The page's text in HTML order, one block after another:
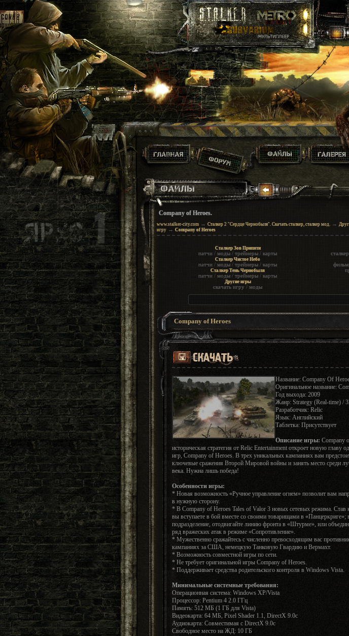
Company of Heroes.
www.stalker-city.com→ Сталкер 2 "Сердце Чернобыля". Скачать сталкер, сталкер мод. →
игру→ Company of Heroes
Сталкер Зов Припяти
патчи / моды / трейнеры / карты
Сталкер Чистое Небо
патчи / моды / трейнеры / карты
Сталкер Тень Чернобыля
патчи / моды / трейнеры / карты
Другие игры
скачать игру / моды
Company of Heroes
Название: Company Of
Оригинальное название:
Год выхода: 2009
Жанр: Strategy (Real-time) /
Разработчик: Relic
Язык: Английский
Таблетка: Присутствует
Описание игры: Company
историческая стратегия от Relic Entertainment откроет новую главу
игр, Соmpany of Heroes. В трех уникальных кампаниях вам
ключевые сражения Второй Мировой войны и занять место среди
века. Нужна лишь победа!
Особенности игры:
* Новая возможность «Ручное управление огнем» позволит вам
в нужную сторону.
* В Company of Heroes Tales of Valor 3 новых сетевых режима. Став
вы вступаете в бой вместе со своими товарищами в «Панцеркриге»;
подразделение, отодвигайте линию фронта в «Штурме», или
ряд вражеских атак в режиме «Сопротивление».
* Мужественно сражайтесь с численно превосходящим вас
кампаниях за США, немецкую Танковую Гвардию и Вермахт.
* Возможность совместной игры по сети.
* Не требует оригинальной игры Company of Heroes.
* Поддерживает средства родительского контроля в Windows Vista.
Минимальные системные требования:
Операционная система: Windows XP/Vista
Процессор: Pentium 4 2.0 ГГц
Память: 512 МБ (1 ГБ для Vista)
Видеокарта: 64 МБ, Pixel Shader 1.1, DirectX 9.0c
Аудиокарта: Совместимая с DirectX 9.0c
Свободное место на ЖД: 10 ГБ